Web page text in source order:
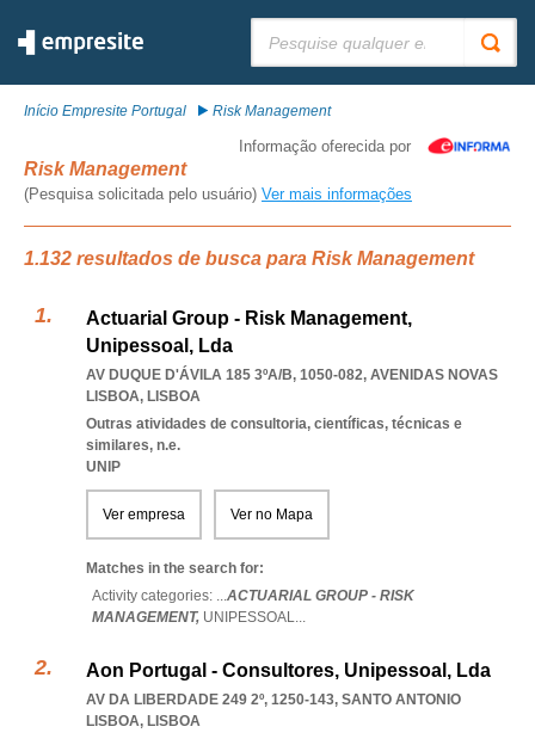
Início Empresite Portugal Risk Management
Informação oferecida por
Risk Management
(Pesquisa solicitada pelo usuário) Ver mais informações
1.132 resultados de busca para Risk Management
Actuarial Group - Risk Management,
Unipessoal, Lda
AV DUQUE D'ÁVILA 185 3ºA/B, 1050-082, AVENIDAS NOVAS
LISBOA, LISBOA
Outras atividades de consultoria, científicas, técnicas e
similares, n.e.
UNIP
Ver empresa Ver no Mapa
Matches in the search for:
Activity categories: ...ACTUARIAL GROUP - RISK
MANAGEMENT, UNIPESSOAL...
Aon Portugal - Consultores, Unipessoal, Lda
AV DA LIBERDADE 249 2º, 1250-143, SANTO ANTONIO
LISBOA, LISBOA